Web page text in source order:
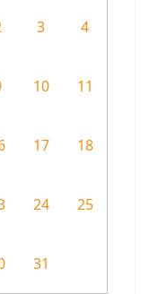
3 4
10 11
17 18
24 25
31